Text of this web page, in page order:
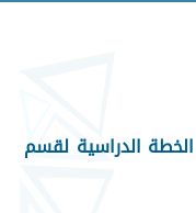
الدراسية لقسم